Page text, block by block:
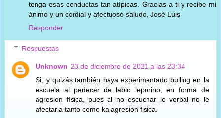
tenga esas conductas tan atípicas. Gracias a ti y recibe mi
ánimo y un cordial y afectuoso saludo, José Luis
Responder
Respuestas
Unknown 23 de diciembre de 2021 a las 23:34
Si, y quizás también haya experimentado bulling en la
escuela al pedecer de labio leporino, en forma de
agresion física, pues al no escuchar lo verbal no le
afectaria tanto como ka agresión fisica.